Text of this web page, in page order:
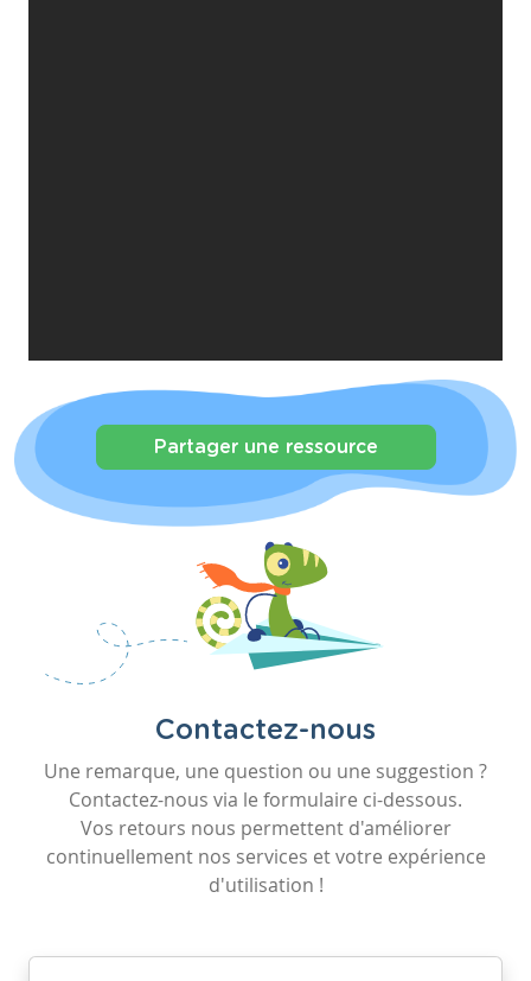
Partager une ressource
Contactez-nous
Une remarque, une question ou une suggestion ?
Contactez-nous via le formulaire ci-dessous.
Vos retours nous permettent d'améliorer
continuellement nos services et votre expérience
d'utilisation !